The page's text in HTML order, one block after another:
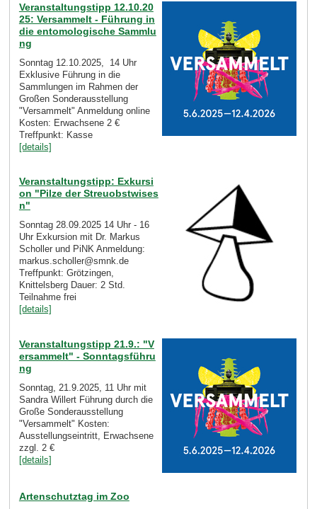
Veranstaltungstipp 12.10.20
25: Versammelt - Führung in
die entomologische Sammlu
ng
Sonntag 12.10.2025, 14 Uhr
Exklusive Führung in die
Sammlungen im Rahmen der
Großen Sonderausstellung
"Versammelt" Anmeldung online
Kosten: Erwachsene 2 €
Treffpunkt: Kasse
[details]
Veranstaltungstipp: Exkursi
on "Pilze der Streuobstwises
n"
Sonntag 28.09.2025 14 Uhr - 16
Uhr Exkursion mit Dr. Markus
Scholler und PiNK Anmeldung:
markus.scholler@smnk.de
Treffpunkt: Grötzingen,
Knittelsberg Dauer: 2 Std.
Teilnahme frei
[details]
Veranstaltungstipp 21.9.: "V
ersammelt" - Sonntagsführu
ng
Sonntag, 21.9.2025, 11 Uhr mit
Sandra Willert Führung durch die
Große Sonderausstellung
"Versammelt" Kosten:
Ausstellungseintritt, Erwachsene
zzgl. 2 €
[details]
Artenschutztag im Zoo